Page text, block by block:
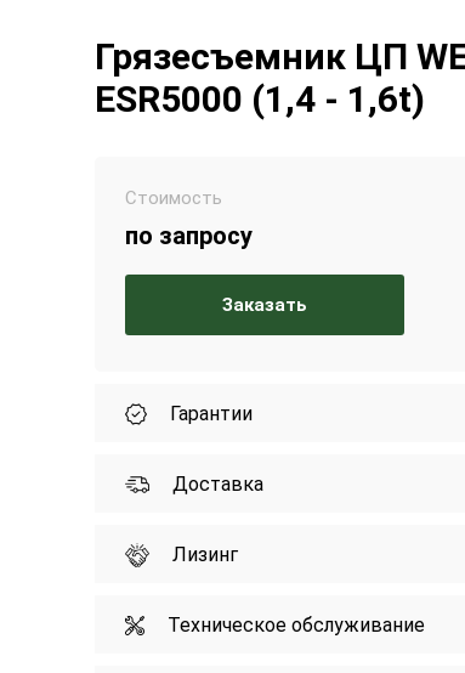
Грязесъемник ЦП
ESR5000 (1,4 - 1,6t)
Стоимость
по запросу
Заказать
Гарантии
Доставка
Лизинг
Техническое обслуживание